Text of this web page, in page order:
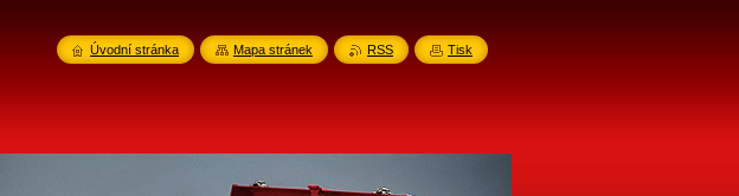
Úvodní stránka Mapa stránek RSS Tisk